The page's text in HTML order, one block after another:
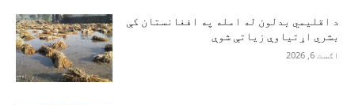
د اقلیمي بدلون له امله په افغانستان کې
بشري اړتیاوې زیاتې شوې
اګست 6, 2026